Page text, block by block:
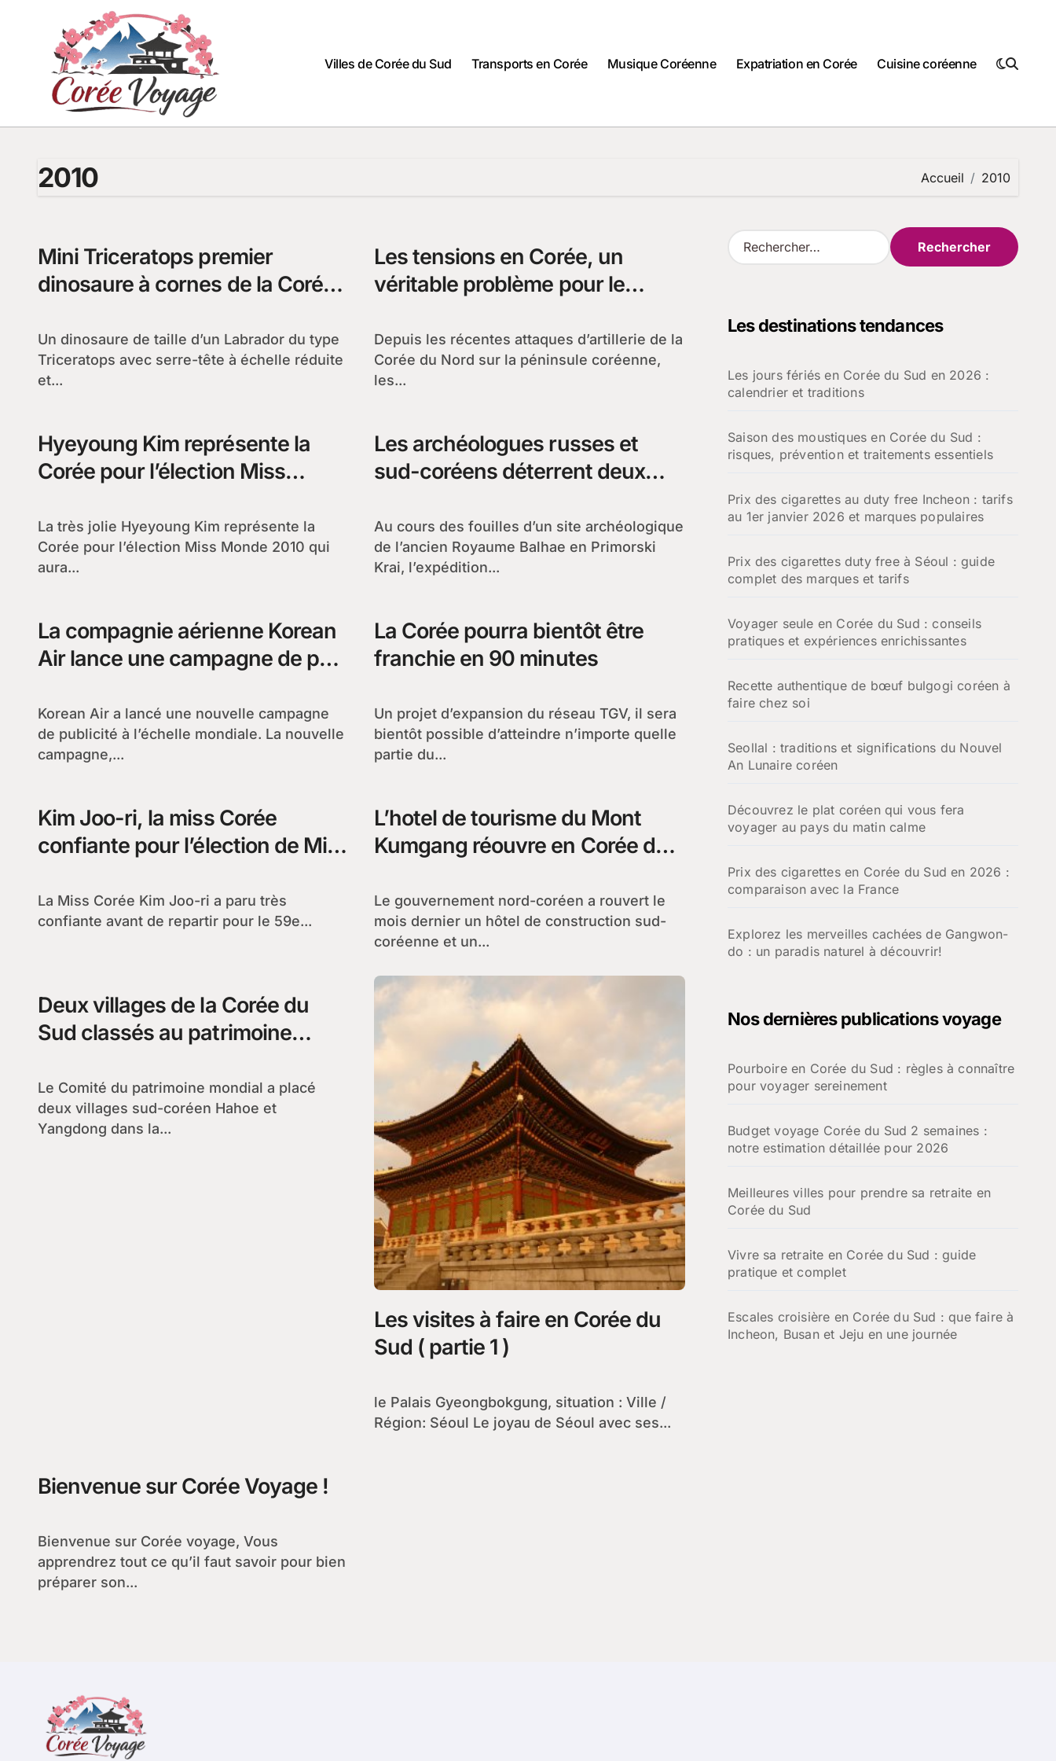
Villes de Corée du Sud
Transports en Corée Musique Coréenne Expatriation en Corée Cuisine coréenne
2010 Accueil 2010
Mini Triceratops premier
dinosaure à cornes de la Corée
Un dinosaure de taille d’un Labrador du type
Triceratops avec serre-tête à échelle réduite
et...
Les tensions en Corée, un
véritable problème pour le
Depuis les récentes attaques d’artillerie de la
Corée du Nord sur la péninsule coréenne,
les...
Hyeyoung Kim représente la
Corée pour l’élection Miss
La très jolie Hyeyoung Kim représente la
Corée pour l’élection Miss Monde 2010 qui
aura...
Les archéologues russes et
sud-coréens déterrent deux
Royaume Balhae
Au cours des fouilles d’un site archéologique
de l’ancien Royaume Balhae en Primorski
Krai, l’expédition...
La compagnie aérienne Korean
Air lance une campagne de pub
Korean Air a lancé une nouvelle campagne
de publicité à l’échelle mondiale. La nouvelle
campagne,...
La Corée pourra bientôt être
franchie en 90 minutes
Un projet d’expansion du réseau TGV, il sera
bientôt possible d’atteindre n’importe quelle
partie du...
Kim Joo-ri, la miss Corée
confiante pour l’élection de Miss
La Miss Corée Kim Joo-ri a paru très
confiante avant de repartir pour le 59e...
L’hotel de tourisme du Mont
Kumgang réouvre en Corée du
Le gouvernement nord-coréen a rouvert le
mois dernier un hôtel de construction sud-
coréenne et un...
Deux villages de la Corée du
Sud classés au patrimoine
Le Comité du patrimoine mondial a placé
deux villages sud-coréen Hahoe et
Yangdong dans la...
Les visites à faire en Corée du
Sud ( partie 1 )
le Palais Gyeongbokgung, situation : Ville /
Région: Séoul Le joyau de Séoul avec ses...
Bienvenue sur Corée Voyage !
Bienvenue sur Corée voyage, Vous
apprendrez tout ce qu’il faut savoir pour bien
préparer son...
R
e
r
e
r
Les destinations tendances
Les jours fériés en Corée du Sud en 2026 :
calendrier et traditions
Saison des moustiques en Corée du Sud :
risques, prévention et traitements essentiels
Prix des cigarettes au duty free Incheon : tarifs
au 1er janvier 2026 et marques populaires
Prix des cigarettes duty free à Séoul : guide
complet des marques et tarifs
Voyager seule en Corée du Sud : conseils
pratiques et expériences enrichissantes
Recette authentique de bœuf bulgogi coréen à
faire chez soi
Seollal : traditions et significations du Nouvel
An Lunaire coréen
Découvrez le plat coréen qui vous fera
voyager au pays du matin calme
Prix des cigarettes en Corée du Sud en 2026 :
comparaison avec la France
Explorez les merveilles cachées de Gangwon-
do : un paradis naturel à découvrir!
Nos dernières publications voyage
Pourboire en Corée du Sud : règles à connaître
pour voyager sereinement
Budget voyage Corée du Sud 2 semaines :
notre estimation détaillée pour 2026
Meilleures villes pour prendre sa retraite en
Corée du Sud
Vivre sa retraite en Corée du Sud : guide
pratique et complet
Escales croisière en Corée du Sud : que faire à
Incheon, Busan et Jeju en une journée